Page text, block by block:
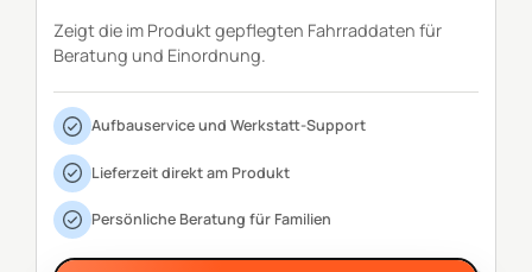
Zeigt die im Produkt gepflegten Fahrraddaten für
Beratung und Einordnung.
Aufbauservice und Werkstatt-Support
Lieferzeit direkt am Produkt
Persönliche Beratung für Familien